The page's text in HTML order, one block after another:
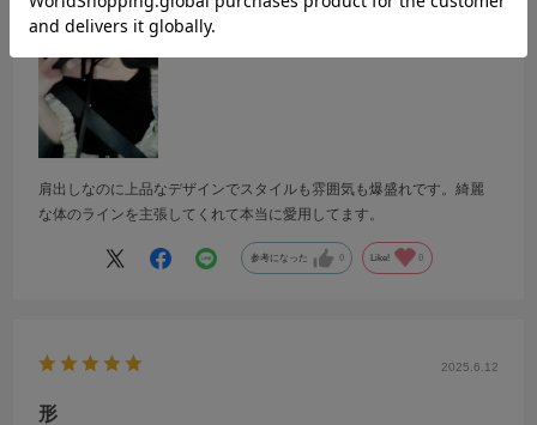
都道府県:兵庫県
肩出しなのに上品なデザインでスタイルも雰囲気も爆盛れです。綺麗
な体のラインを主張してくれて本当に愛用してます。
参考になった 0 Like! 0
2025.6.12
形